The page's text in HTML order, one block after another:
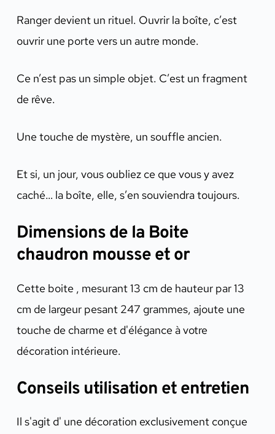
Ranger devient un rituel. Ouvrir la boîte, c’est
ouvrir une porte vers un autre monde.
Ce n’est pas un simple objet. C’est un fragment
de rêve.
Une touche de mystère, un souffle ancien.
Et si, un jour, vous oubliez ce que vous y avez
caché… la boîte, elle, s’en souviendra toujours.
Dimensions de la Boite
chaudron mousse et or
Cette boite , mesurant 13 cm de hauteur par 13
cm de largeur pesant 247 grammes, ajoute une
touche de charme et d'élégance à votre
décoration intérieure.
Conseils utilisation et entretien
Il s'agit d' une décoration exclusivement conçue